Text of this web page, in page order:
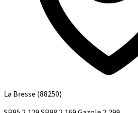
La Bresse (88250)